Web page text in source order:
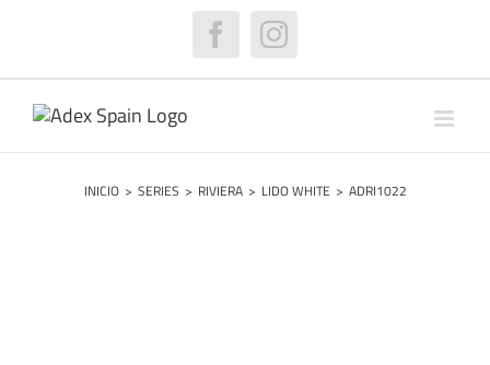
FacebookInstagram
INICIO > SERIES > RIVIERA > LIDO WHITE > ADRI1022